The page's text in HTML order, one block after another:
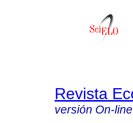
Revista
versión On-line